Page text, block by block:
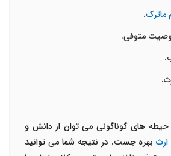
ماترک.
وصیت متوفی.
حیطه های گوناگونی می توان از دانش و
ارثبهره جست. در نتیجه شما می توانید